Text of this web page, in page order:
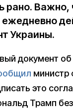
рано. Важно,
Украины.
документ
это
Трамп